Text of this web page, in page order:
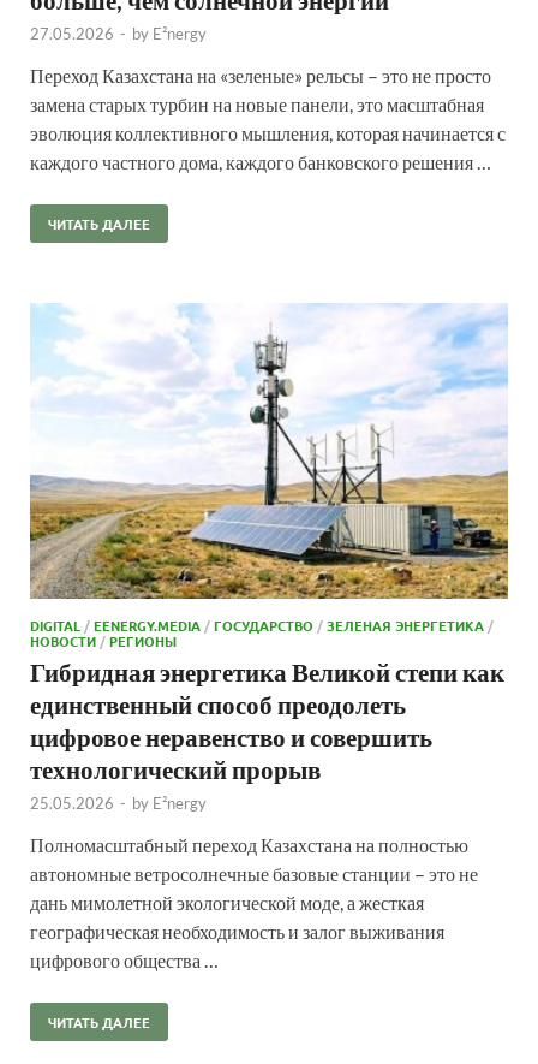
27.05.2026 - by E²nergy
Переход Казахстана на «зеленые» рельсы – это не просто
замена старых турбин на новые панели, это масштабная
эволюция коллективного мышления, которая начинается с
каждого частного дома, каждого банковского решения …
ЧИТАТЬ ДАЛЕЕ
DIGITAL /EENERGY.MEDIA /ГОСУДАРСТВО /ЗЕЛЕНАЯ ЭНЕРГЕТИКА /
НОВОСТИ /РЕГИОНЫ
Гибридная энергетика Великой степи как
единственный способ преодолеть
цифровое неравенство и совершить
технологический прорыв
25.05.2026 - by E²nergy
Полномасштабный переход Казахстана на полностью
автономные ветросолнечные базовые станции – это не
дань мимолетной экологической моде, а жесткая
географическая необходимость и залог выживания
цифрового общества …
ЧИТАТЬ ДАЛЕЕ